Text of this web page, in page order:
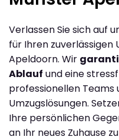
Verlassen Sie sich auf
für Ihren zuverlässigen
Apeldoorn. Wir
Ablauf und eine
professionellen
Umzugslösungen.
Ihre persönlichen
an Ihr neues Zuhause